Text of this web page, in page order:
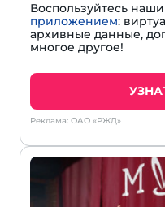
Воспользуйтесь
приложением:
архивные данные,
многое другое!
Реклама: ОАО «РЖД»